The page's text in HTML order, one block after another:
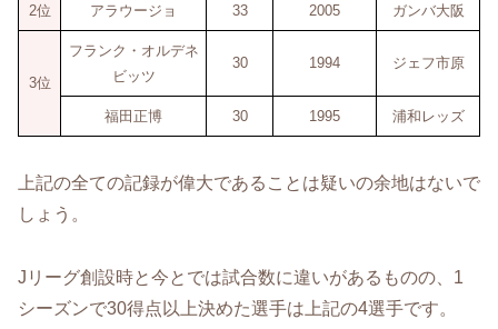
2位 アラウージョ 33 2005 ガンバ大阪
3位
フランク・オルデネ
ビッツ
30 1994 ジェフ市原
福田正博 30 1995 浦和レッズ
上記の全ての記録が偉大であることは疑いの余地はないで
しょう。
Jリーグ創設時と今とでは試合数に違いがあるものの、1
シーズンで30得点以上決めた選手は上記の4選手です。